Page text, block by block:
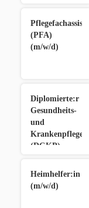
(PFA)
(m/w/d)
Diplomierte:r
Gesundheits-
und
(DGKP)
Heimhelfer:in
(m/w/d)